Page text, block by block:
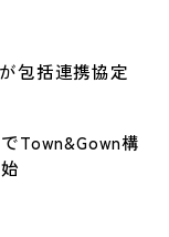
包括連携協定
Town&Gown構